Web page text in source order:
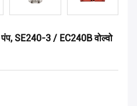
SE240-3 / EC240B वोल्वो